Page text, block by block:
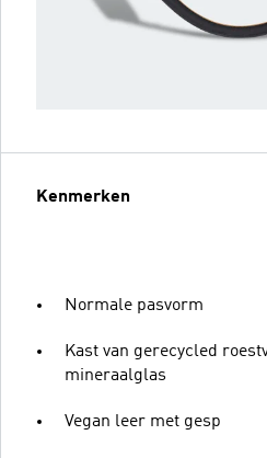
Kenmerken
Normale pasvorm
Kast van gerecycled
mineraalglas
Vegan leer met gesp